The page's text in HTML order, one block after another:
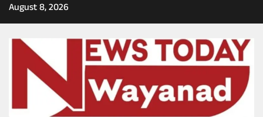
Skip
to
August 8, 2026